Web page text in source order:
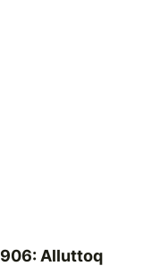
Alluttoq